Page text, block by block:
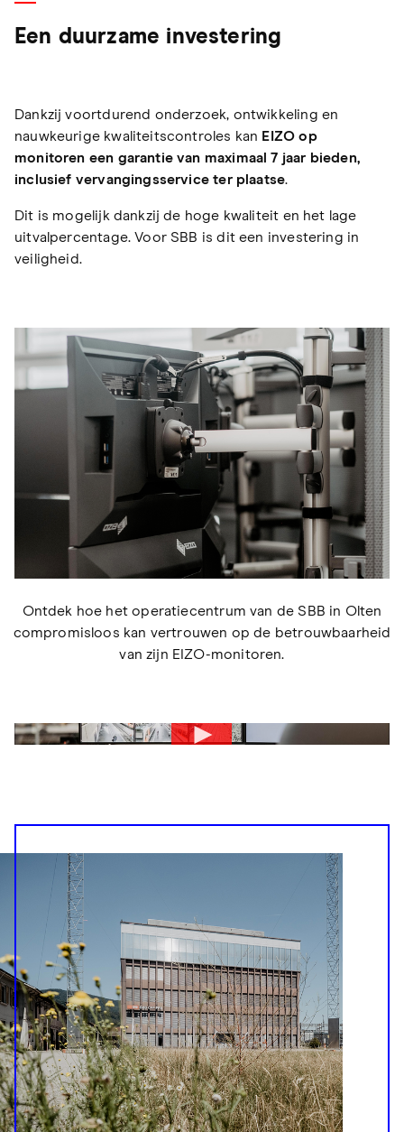
Een duurzame investering
Dankzij voortdurend onderzoek, ontwikkeling en
nauwkeurige kwaliteitscontroles kan EIZO op
monitoren een garantie van maximaal 7 jaar bieden,
inclusief vervangingsservice ter plaatse.
Dit is mogelijk dankzij de hoge kwaliteit en het lage
uitvalpercentage. Voor SBB is dit een investering in
veiligheid.
Ontdek hoe het operatiecentrum van de SBB in Olten
compromisloos kan vertrouwen op de betrouwbaarheid
van zijn EIZO-monitoren.